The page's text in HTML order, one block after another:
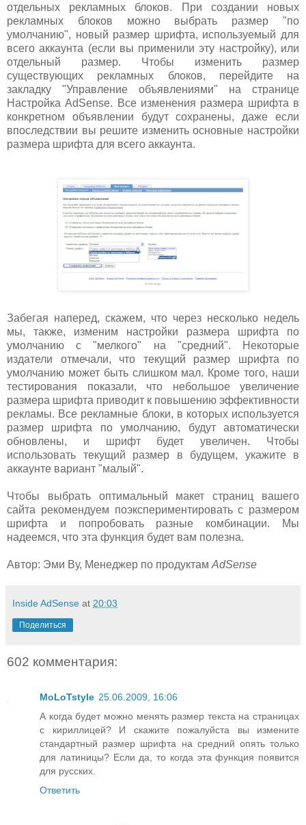
отдельных рекламных блоков. При создании новых
рекламных блоков можно выбрать размер "по
умолчанию", новый размер шрифта, используемый для
всего аккаунта (если вы применили эту настройку), или
отдельный размер. Чтобы изменить размер
существующих рекламных блоков, перейдите на
закладку "Управление объявлениями" на странице
Настройка AdSense. Все изменения размера шрифта в
конкретном объявлении будут сохранены, даже если
впоследствии вы решите изменить основные настройки
размера шрифта для всего аккаунта.
Забегая наперед, скажем, что через несколько недель
мы, также, изменим настройки размера шрифта по
умолчанию с "мелкого" на "средний". Некоторые
издатели отмечали, что текущий размер шрифта по
умолчанию может быть слишком мал. Кроме того, наши
тестирования показали, что небольшое увеличение
размера шрифта приводит к повышению эффективности
рекламы. Все рекламные блоки, в которых используется
размер шрифта по умолчанию, будут автоматически
обновлены, и шрифт будет увеличен. Чтобы
использовать текущий размер в будущем, укажите в
аккаунте вариант "малый".
Чтобы выбрать оптимальный макет страниц вашего
сайта рекомендуем поэкспериментировать с размером
шрифта и попробовать разные комбинации. Мы
надеемся, что эта функция будет вам полезна.
Автор: Эми Ву, Менеджер по продуктам AdSense
Inside AdSense at 20:03
Поделиться
602 комментария:
MoLoTstyle 25.06.2009, 16:06
А когда будет можно менять размер текста на страницах
с кириллицей? И скажите пожалуйста вы измените
стандартный размер шрифта на средний опять только
для латиницы? Если да, то когда эта функция появится
для русских.
Ответить